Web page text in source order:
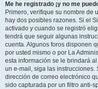
Me he registrado ¡y no me
Primero, verifique su nombre de
hay dos posibles razones. Si el
activado y cuando se registró
tendrá que seguir algunas
cuenta. Algunos foros disponen
por usted mismo o por La
esta información se le brindará
un e-mail, siga las
dirección de correo electrónico
sido capturada por un filtro anti-